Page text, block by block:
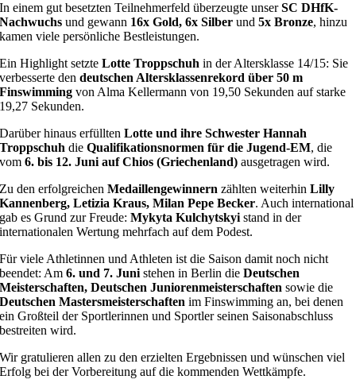
In einem gut besetzten Teilnehmerfeld überzeugte unserSC DHfK-
Nachwuchs und gewann 16x Gold, 6x Silberund5x Bronze, hinzu
kamen viele persönliche Bestleistungen.
Ein Highlight setzteLotte Troppschuh in der Altersklasse 14/15: Sie
verbesserte dendeutschen Altersklassenrekord über 50 m
Finswimming von Alma Kellermann von 19,50 Sekunden auf starke
19,27 Sekunden.
Darüber hinaus erfülltenLotte und ihre Schwester Hannah
Troppschuh dieQualifikationsnormen für die Jugend-EM, die
vom6. bis 12. Juni auf Chios (Griechenland) ausgetragen wird.
Zu den erfolgreichenMedaillengewinnern zählten weiterhinLilly
Kannenberg, Letizia Kraus, Milan Pepe Becker. Auch international
gab es Grund zur Freude:Mykyta Kulchytskyi stand in der
internationalen Wertung mehrfach auf dem Podest.
Für viele Athletinnen und Athleten ist die Saison damit noch nicht
beendet: Am6. und 7. Juni stehen in Berlin dieDeutschen
Meisterschaften, Deutschen Juniorenmeisterschaften sowie die
Deutschen Mastersmeisterschaften im Finswimming an, bei denen
ein Großteil der Sportlerinnen und Sportler seinen Saisonabschluss
bestreiten wird.
Wir gratulieren allen zu den erzielten Ergebnissen und wünschen viel
Erfolg bei der Vorbereitung auf die kommenden Wettkämpfe.